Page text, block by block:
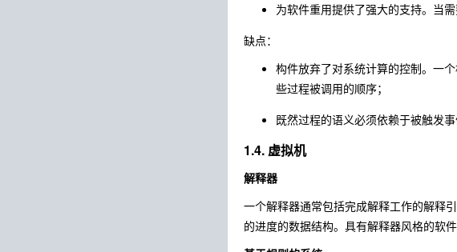
为软件重用提供了强大的支持。当
缺点：
构件放弃了对系统计算的控制。一
些过程被调用的顺序；
既然过程的语义必须依赖于被触发事
1.4. 虚拟机
解释器
一个解释器通常包括完成解释工作的解释
的进度的数据结构。具有解释器风格的软